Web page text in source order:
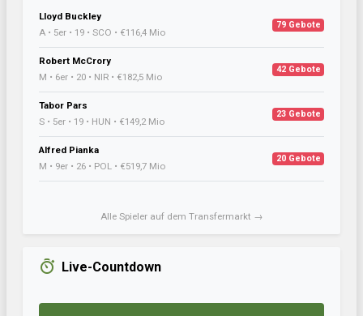
Lloyd Buckley
A • 5er • 19 • SCO • €116,4 Mio
79 Gebote
Robert McCrory
M • 6er • 20 • NIR • €182,5 Mio
42 Gebote
Tabor Pars
S • 5er • 19 • HUN • €149,2 Mio
23 Gebote
Alfred Pianka
M • 9er • 26 • POL • €519,7 Mio
20 Gebote
Alle Spieler auf dem Transfermarkt →
Live-Countdown